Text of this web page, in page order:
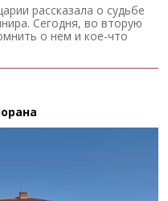
рассказала о судьбе
Сегодня, во вторую
о нем и кое-что